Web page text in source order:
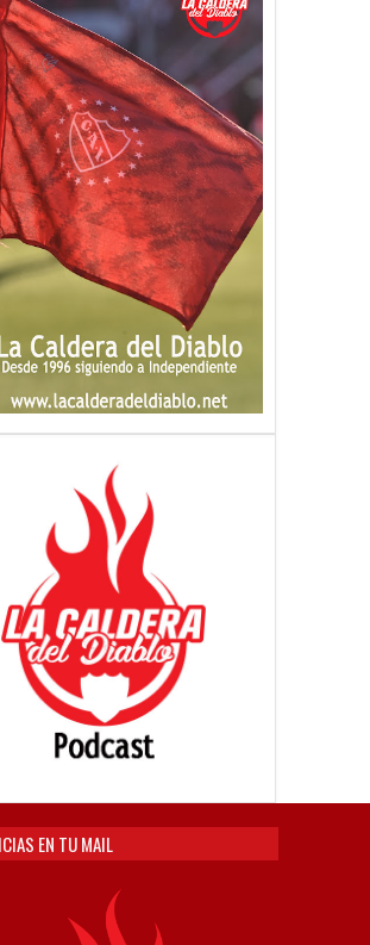
EN TU MAIL